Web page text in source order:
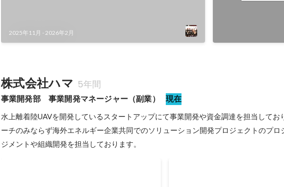
2025年11月 -2026年2月
株式会社ハマ 5年間
事業開発部　事業開発マネージャー（副業） 現在
水上離着陸UAVを開発しているスタートアップにて事業開発や資金調達を担当してお
ーチのみならず海外エネルギー企業共同でのソリューション開発プロジェクトのプロ
ジメントや組織開発を担当しております。